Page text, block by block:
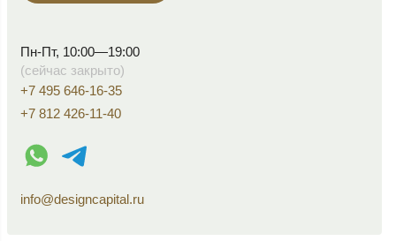
Пн-Пт, 10:00—19:00
(сейчас закрыто)
+7 495 646-16-35
+7 812 426-11-40
WhatsApp контакт
Telegram контакт
info@designcapital.ru